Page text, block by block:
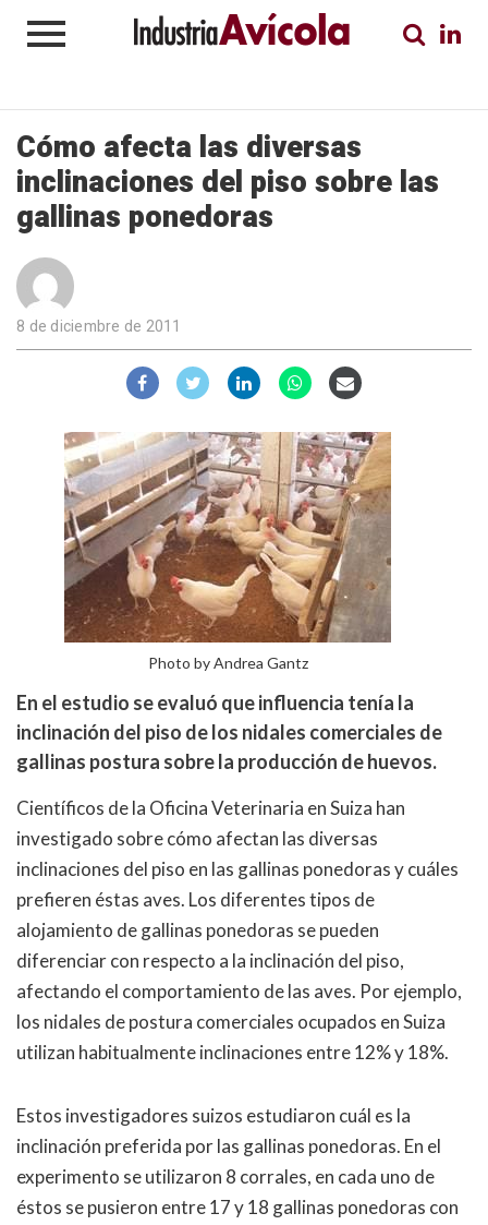
Cómo afecta las diversas
inclinaciones del piso sobre las
gallinas ponedoras
8 de diciembre de 2011
Photo by Andrea Gantz
En el estudio se evaluó que influencia tenía la
inclinación del piso de los nidales comerciales de
gallinas postura sobre la producción de huevos.
Científicos de la Oficina Veterinaria en Suiza han
investigado sobre cómo afectan las diversas
inclinaciones del piso en las gallinas ponedoras y cuáles
prefieren éstas aves. Los diferentes tipos de
alojamiento de gallinas ponedoras se pueden
diferenciar con respecto a la inclinación del piso,
afectando el comportamiento de las aves. Por ejemplo,
los nidales de postura comerciales ocupados en Suiza
utilizan habitualmente inclinaciones entre 12% y 18%.
Estos investigadores suizos estudiaron cuál es la
inclinación preferida por las gallinas ponedoras. En el
experimento se utilizaron 8 corrales, en cada uno de
éstos se pusieron entre 17 y 18 gallinas ponedoras con